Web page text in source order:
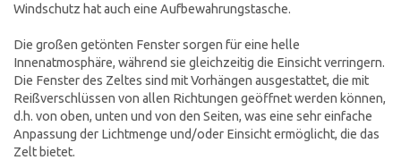
Windschutz hat auch eine Aufbewahrungstasche.
Die großen getönten Fenster sorgen für eine helle
Innenatmosphäre, während sie gleichzeitig die Einsicht verringern.
Die Fenster des Zeltes sind mit Vorhängen ausgestattet, die mit
Reißverschlüssen von allen Richtungen geöffnet werden können,
d.h. von oben, unten und von den Seiten, was eine sehr einfache
Anpassung der Lichtmenge und/oder Einsicht ermöglicht, die das
Zelt bietet.